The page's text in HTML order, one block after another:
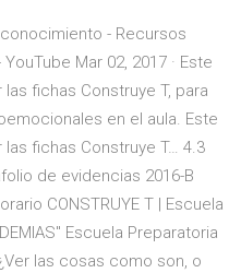
- Recursos
Mar 02, 2017 · Este
fichas Construye T, para
en el aula. Este
fichas Construye T… 4.3
de evidencias 2016-B
CONSTRUYE T | Escuela
Escuela Preparatoria
las cosas como son, o